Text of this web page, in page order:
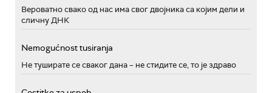
Вероватно свако од нас има свог двојника са којим дели и
сличну ДНК
Nemogućnost tusiranja
Не туширате се сваког дана – не стидите се, то је здраво